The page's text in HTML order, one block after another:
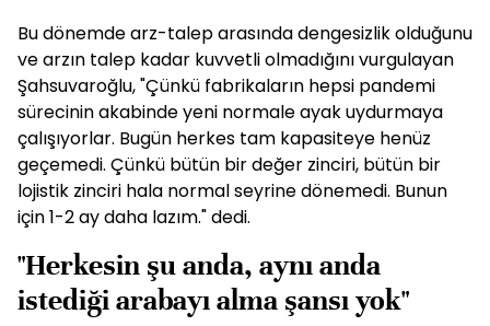
Bu dönemde arz-talep arasında dengesizlik olduğunu
ve arzın talep kadar kuvvetli olmadığını vurgulayan
Şahsuvaroğlu, "Çünkü fabrikaların hepsi pandemi
sürecinin akabinde yeni normale ayak uydurmaya
çalışıyorlar. Bugün herkes tam kapasiteye henüz
geçemedi. Çünkü bütün bir değer zinciri, bütün bir
lojistik zinciri hala normal seyrine dönemedi. Bunun
için 1-2 ay daha lazım." dedi.
"Herkesin şu anda, aynı anda
istediği arabayı alma şansı yok"